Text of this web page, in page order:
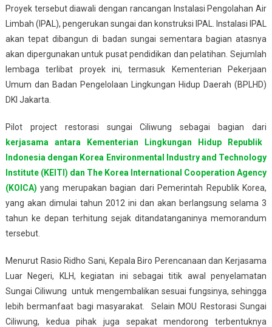
Proyek tersebut diawali dengan rancangan Instalasi Pengolahan Air
Limbah (IPAL), pengerukan sungai dan konstruksi IPAL. Instalasi IPAL
akan tepat dibangun di badan sungai sementara bagian atasnya
akan dipergunakan untuk pusat pendidikan dan pelatihan. Sejumlah
lembaga terlibat proyek ini, termasuk Kementerian Pekerjaan
Umum dan Badan Pengelolaan Lingkungan Hidup Daerah (BPLHD)
DKI Jakarta.
Pilot project restorasi sungai Ciliwung sebagai bagian dari
kerjasama antara Kementerian Lingkungan Hidup Republik
Indonesia dengan Korea Environmental Industry and Technology
Institute (KEITI) dan The Korea International Cooperation Agency
(KOICA)yang merupakan bagian dari Pemerintah Republik Korea,
yang akan dimulai tahun 2012 ini dan akan berlangsung selama 3
tahun ke depan terhitung sejak ditandatanganinya memorandum
tersebut.
Menurut Rasio Ridho Sani, Kepala Biro Perencanaan dan Kerjasama
Luar Negeri, KLH, kegiatan ini sebagai titik awal penyelamatan
Sungai Ciliwung untuk mengembalikan sesuai fungsinya, sehingga
lebih bermanfaat bagi masyarakat. Selain MOU Restorasi Sungai
Ciliwung, kedua pihak juga sepakat mendorong terbentuknya